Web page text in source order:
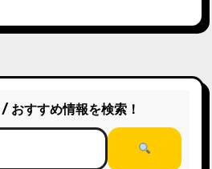
すすめ情報を検索！